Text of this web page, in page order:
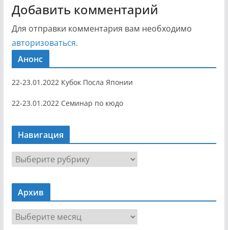
Добавить комментарий
Для отправки комментария вам необходимо
авторизоваться.
Анонс
22-23.01.2022 Кубок Посла Японии
22-23.01.2022 Семинар по кюдо
Навигация
Н
а
в
г
Архив
р